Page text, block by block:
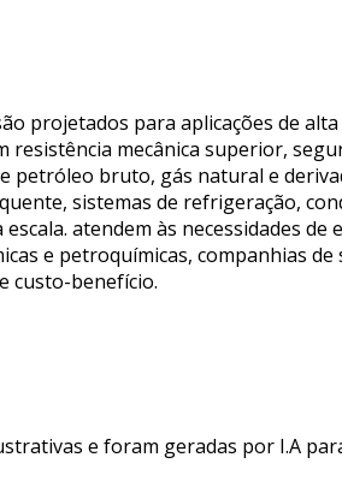
projetados para aplicações de
mecânica superior,
petróleo bruto, gás natural e
sistemas de refrigeração,
atendem às necessidades
e petroquímicas, companhias
custo-benefício.
e foram geradas por I.A